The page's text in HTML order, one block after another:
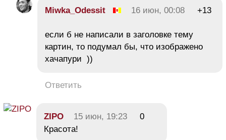
Miwka_Odessit 16 июн, 00:08 +13
если б не написали в заголовке тему
картин, то подумал бы, что изображено
хачапури ))
Ответить
ZIPO 15 июн, 19:23
0
Красота!